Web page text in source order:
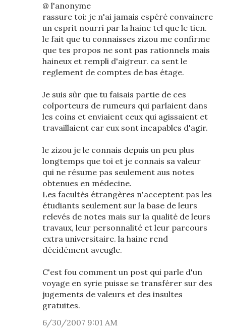
@ l'anonyme
rassure toi: je n'ai jamais espéré convaincre
un esprit nourri par la haine tel que le tien.
le fait que tu connaisses zizou me confirme
que tes propos ne sont pas rationnels mais
haineux et rempli d'aigreur. ca sent le
reglement de comptes de bas étage.
Je suis sûr que tu faisais partie de ces
colporteurs de rumeurs qui parlaient dans
les coins et enviaient ceux qui agissaient et
travaillaient car eux sont incapables d'agir.
le zizou je le connais depuis un peu plus
longtemps que toi et je connais sa valeur
qui ne résume pas seulement aus notes
obtenues en médecine.
Les facultés étrangères n'acceptent pas les
étudiants seulement sur la base de leurs
relevés de notes mais sur la qualité de leurs
travaux, leur personnalité et leur parcours
extra universitaire. la haine rend
décidément aveugle.
C'est fou comment un post qui parle d'un
voyage en syrie puisse se transférer sur des
jugements de valeurs et des insultes
gratuites.
6/30/2007 9:01 AM